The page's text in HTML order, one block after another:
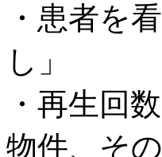
・患者を
し」
・再生回
物件、そ